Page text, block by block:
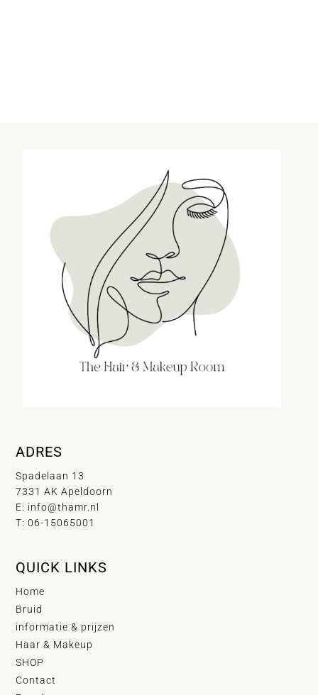
ADRES
Spadelaan 13
7331 AK Apeldoorn
E: info@thamr.nl
T: 06-15065001
QUICK LINKS
Home
Bruid
informatie & prijzen
Haar & Makeup
SHOP
Contact